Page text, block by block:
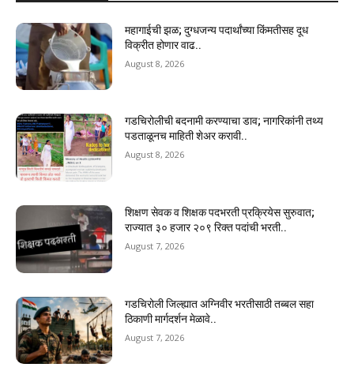
महागाईची झळ; दुग्धजन्य पदार्थांच्या किंमतीसह दूध
विक्रीत होणार वाढ..
August 8, 2026
गडचिरोलीची बदनामी करण्याचा डाव; नागरिकांनी तथ्य
पडताळूनच माहिती शेअर करावी..
August 8, 2026
शिक्षण सेवक व शिक्षक पदभरती प्रक्रियेस सुरुवात;
राज्यात ३० हजार २०९ रिक्त पदांची भरती..
August 7, 2026
गडचिरोली जिल्ह्यात अग्निवीर भरतीसाठी तब्बल सहा
ठिकाणी मार्गदर्शन मेळावे..
August 7, 2026